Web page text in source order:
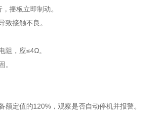
摇板立即制动。
致接触不良。
阻，应≤4Ω。
。
定值的120%，观察是否自动停机并报警。